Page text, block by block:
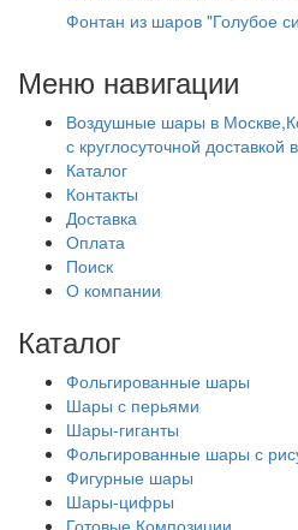
Фонтан из шаров "Голубое
Меню навигации
Воздушные шары в
с круглосуточной доставкой
Каталог
Контакты
Доставка
Оплата
Поиск
О компании
Каталог
Фольгированные шары
Шары с перьями
Шары-гиганты
Фольгированные шары с
Фигурные шары
Шары-цифры
Готовые Композиции